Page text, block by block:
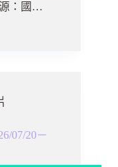
源：國…
07/20－